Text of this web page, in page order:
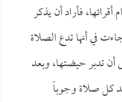
فأراد أن يذكر
في أنها تدع الصلاة
أن تدبر حيضتها، وبعد
كل صلاة وجوباً